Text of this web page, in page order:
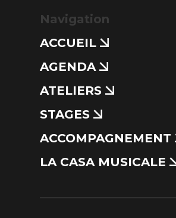
Navigation
ACCUEIL
AGENDA
ATELIERS
STAGES
ACCOMPAGNEMENT
LA CASA MUSICALE